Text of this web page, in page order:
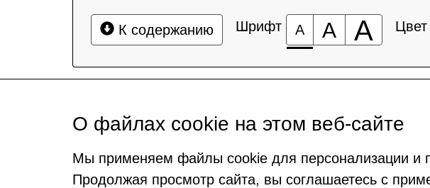
К содержанию Шрифт А А А Цвет
О файлах cookie на этом веб-сайте
Мы применяем файлы cookie для персонализации и
Продолжая просмотр сайта, вы соглашаетесь с